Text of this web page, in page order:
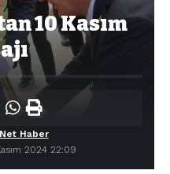
10 Kasım
2024 22:09
Haber